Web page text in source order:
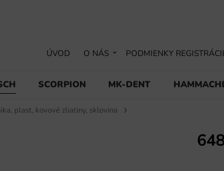
SCORPION MK-DENT
ÚVOD O NÁS PODMIENKY
plast, kovové zliatiny, sklovina